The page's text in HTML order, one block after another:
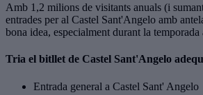
Amb 1,2 milions de visitants anuals (i
entrades per al Castel Sant'Angelo amb
bona idea, especialment durant la temporada
Tria el bitllet de Castel Sant'Angelo
Entrada general a Castel Sant' Angelo